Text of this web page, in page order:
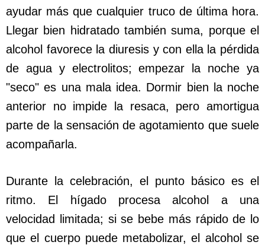
ayudar más que cualquier truco de última hora.
Llegar bien hidratado también suma, porque el
alcohol favorece la diuresis y con ella la pérdida
de agua y electrolitos; empezar la noche ya
"seco" es una mala idea. Dormir bien la noche
anterior no impide la resaca, pero amortigua
parte de la sensación de agotamiento que suele
acompañarla.
Durante la celebración, el punto básico es el
ritmo. El hígado procesa alcohol a una
velocidad limitada; si se bebe más rápido de lo
que el cuerpo puede metabolizar, el alcohol se